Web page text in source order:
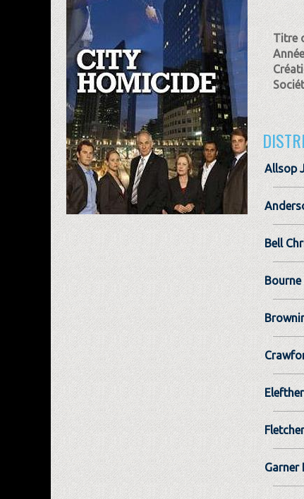
Titre
Allsop
Bell
Bourne
Garner